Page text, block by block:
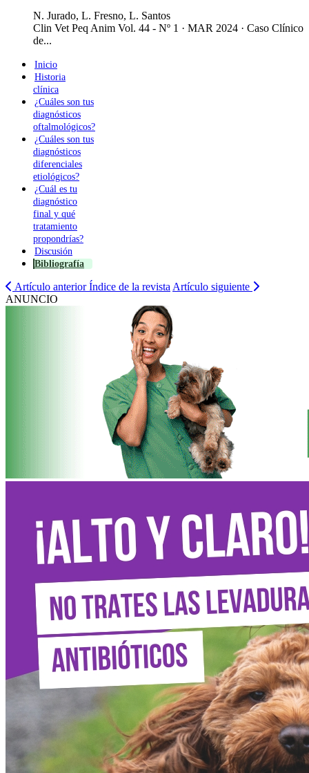
N. Jurado, L. Fresno, L. Santos
Clin Vet Peq Anim Vol. 44 - Nº 1 · MAR 2024 · Caso Clínico
de...
Inicio
Historia
clínica
¿Cuáles son tus
diagnósticos
oftalmológicos?
¿Cuáles son tus
diagnósticos
diferenciales
etiológicos?
¿Cuál es tu
diagnóstico
final y qué
tratamiento
propondrías?
Discusión
Bibliografía
Artículo anterior Índice de la revista Artículo siguiente
ANUNCIO